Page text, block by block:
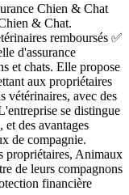
Chien & Chat
& Chat.
remboursés ✅
d'assurance
et chats. Elle propose
aux propriétaires
vétérinaires, avec des
se distingue
et des avantages
de compagnie.
propriétaires, Animaux
de leurs compagnons
financière